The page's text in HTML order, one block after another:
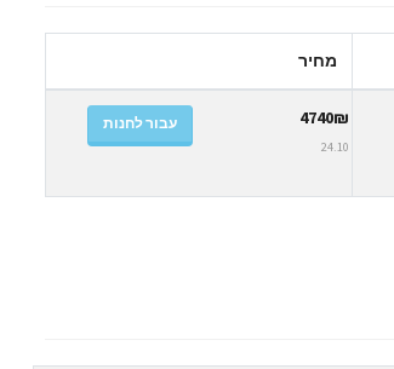
מחיר
4740₪
24.10
עבור לחנות